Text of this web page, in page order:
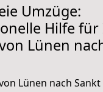
Umzüge:
Hilfe
Lünen
Lünen nach